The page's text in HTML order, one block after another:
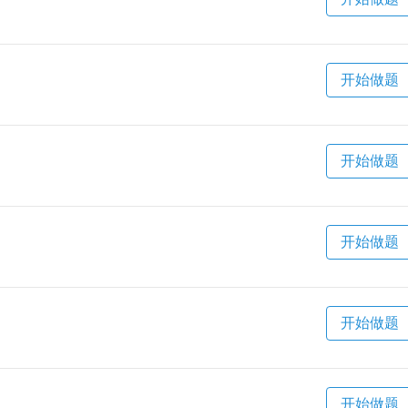
开始做题
开始做题
开始做题
开始做题
开始做题